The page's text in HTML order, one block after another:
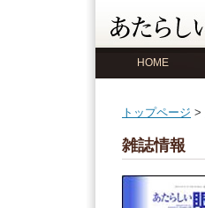
HOME
トップページ >
雑誌情報